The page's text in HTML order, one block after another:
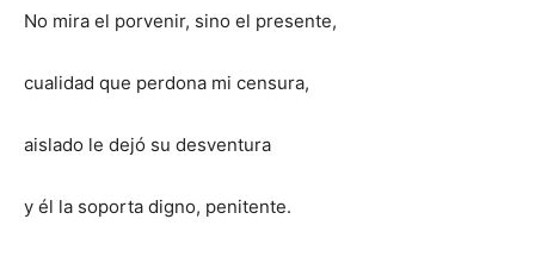
No mira el porvenir, sino el presente,
cualidad que perdona mi censura,
aislado le dejó su desventura
y él la soporta digno, penitente.